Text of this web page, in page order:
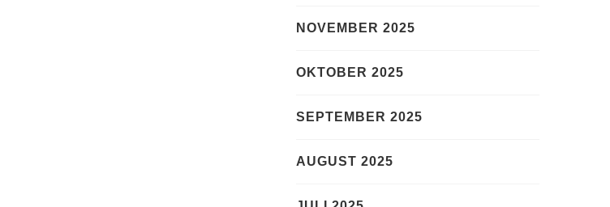
NOVEMBER 2025
OKTOBER 2025
SEPTEMBER 2025
AUGUST 2025